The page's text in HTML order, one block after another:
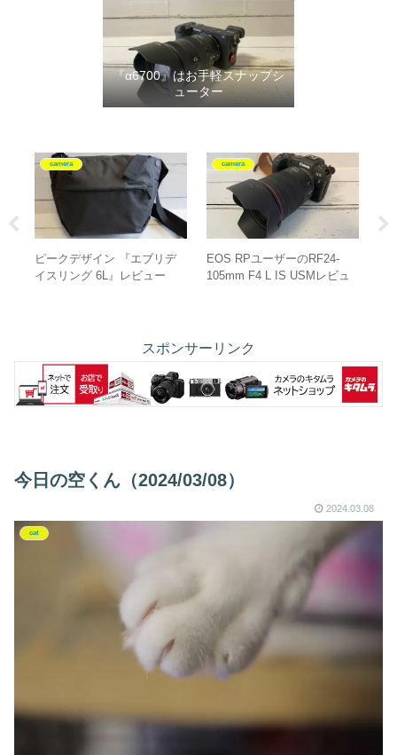
『α6700』はお手軽スナップシ
ューター
RPユーザーのRF24-
F4 L IS USMレビュ
グッズ紹介
ワイルドスワンズ『CASA』
レビュー
30mmF1.4
っちがボケ
スポンサーリンク
今日の空くん（2024/03/08）
2024.03.08
cat